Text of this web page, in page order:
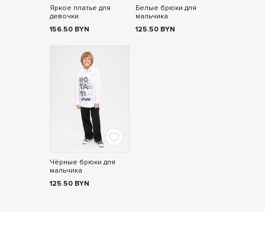
Яркое платье для
девочки
156.50 BYN
Белые брюки для
мальчика
125.50 BYN
Чёрные брюки для
мальчика
125.50 BYN